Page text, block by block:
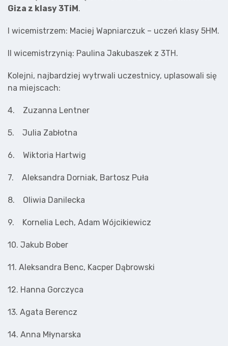
Giza z klasy 3TiM.
I wicemistrzem: Maciej Wapniarczuk – uczeń klasy 5HM.
II wicemistrzynią: Paulina Jakubaszek z 3TH.
Kolejni, najbardziej wytrwali uczestnicy, uplasowali się
na miejscach:
4. Zuzanna Lentner
5. Julia Zabłotna
6. Wiktoria Hartwig
7. Aleksandra Dorniak, Bartosz Puła
8. Oliwia Danilecka
9. Kornelia Lech, Adam Wójcikiewicz
10. Jakub Bober
11. Aleksandra Benc, Kacper Dąbrowski
12. Hanna Gorczyca
13. Agata Berencz
14. Anna Młynarska